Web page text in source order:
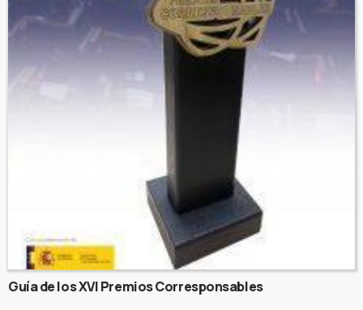
Guía de los XVI Premios Corresponsables